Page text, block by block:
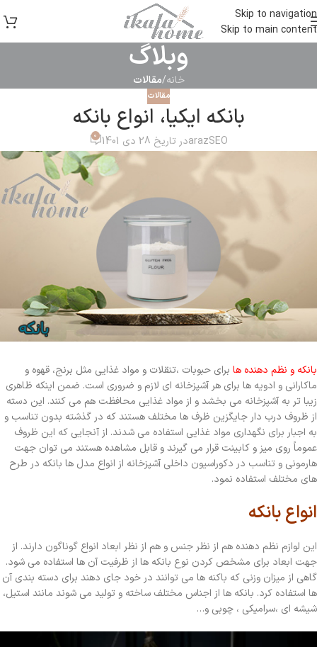
Skip to navigation
Skip to main content
وبلاگ
خانه/مقالات
مقالات
بانکه ایکیا، انواع بانکه
arazSEOدر تاریخ 28 دی 1401 0
بانکه و نظم دهنده ها برای حبوبات ،تنقلات و مواد غذایی مثل برنج، قهوه و
ماکارانی و ادویه ها برای هر آشپزخانه ای لازم و ضروری است. ضمن اینکه ظاهری
زیبا تر به آشپزخانه می بخشد و از مواد غذایی محافظت هم می کنند. این دسته
از ظروف درب دار جایگزین ظرف ها مختلف هستند که در گذشته بدون تناسب و
به اجبار برای نگهداری مواد غذایی استفاده می شدند. از آنجایی که این ظروف
عموماً روی میز و کابینت قرار می گیرند و قابل مشاهده هستند می توان جهت
هارمونی و تناسب در دکوراسیون داخلی آشپزخانه از انواع مدل ها بانکه در طرح
های مختلف استفاده نمود.
انواع بانکه
این لوازم نظم دهنده هم از نظر جنس و هم از نظر ابعاد انواع گوناگون دارند. از
جهت ابعاد برای مشخص کردن نوع بانکه ها از ظرفیت آن ها استفاده می شود.
گاهی از میزان وزنی که باکنه ها می توانند در خود جای دهند برای دسته بندی آن
ها استفاده کرد. بانکه ها از اجناس مختلف ساخته و تولید می شوند مانند استیل،
شیشه ای ،سرامیکی ، چوبی و…